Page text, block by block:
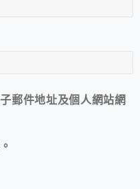
郵件地址及個人網站網